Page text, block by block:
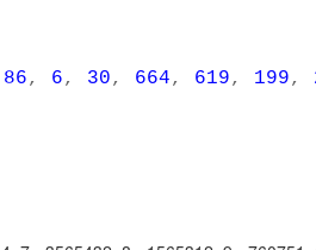
86, 6, 30, 664, 619, 199,